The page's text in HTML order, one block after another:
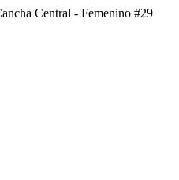
Central - Femenino #29